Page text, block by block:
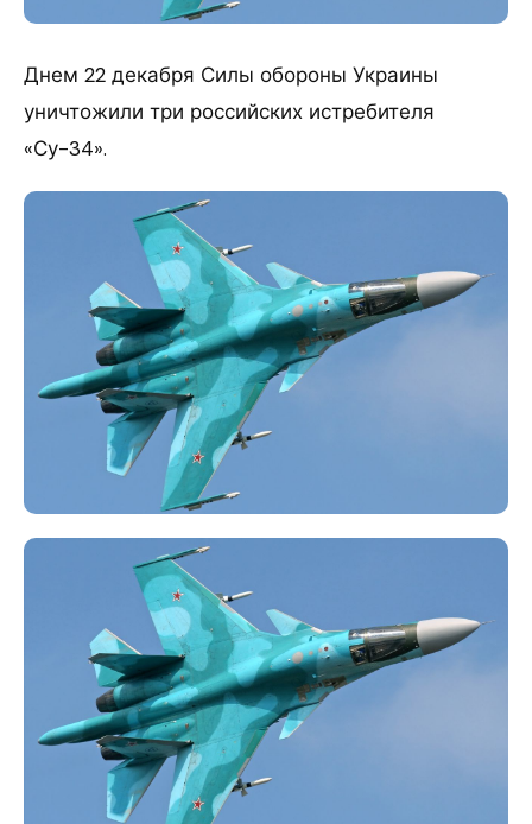
Днем 22 декабря Силы обороны Украины
уничтожили три российских истребителя
«Су-34».